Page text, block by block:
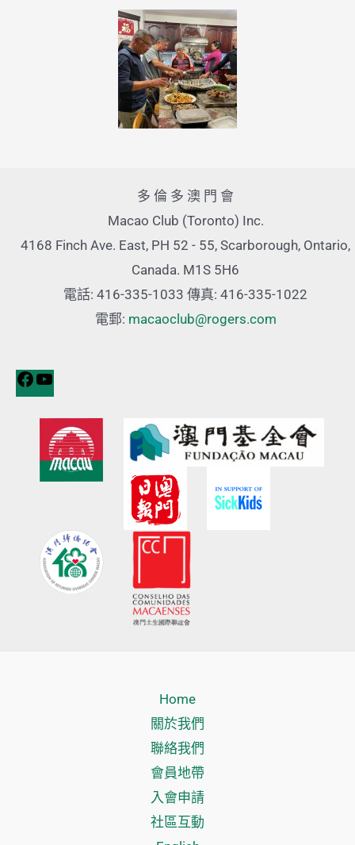
多 倫 多 澳 門 會
Macao Club (Toronto) Inc.
4168 Finch Ave. East, PH 52 - 55, Scarborough, Ontario,
Canada. M1S 5H6
電話: 416-335-1033 傳真: 416-335-1022
電郵: macaoclub@rogers.com
Home
關於我們
聯絡我們
會員地帶
入會申請
社區互動